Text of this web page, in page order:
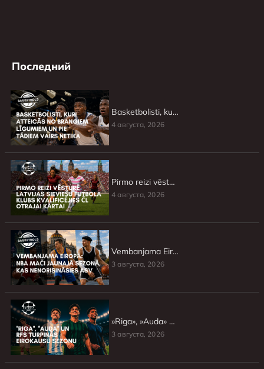
Последний
Basketbolisti, kuri atteicās no brangiem līgumiem un pie tādiem vairs netika
4 августа, 2026
Pirmo reizi vēsturē Latvijas sieviešu futbola klubs kvalificējies ČL otrajai kārtai
4 августа, 2026
Vembanjama Eiropā: NBA mači jaunajā sezonā, kas nenorisināsies ASV
3 августа, 2026
»Riga», »Auda» un RFS turpinās Eirokausu sezonu
3 августа, 2026